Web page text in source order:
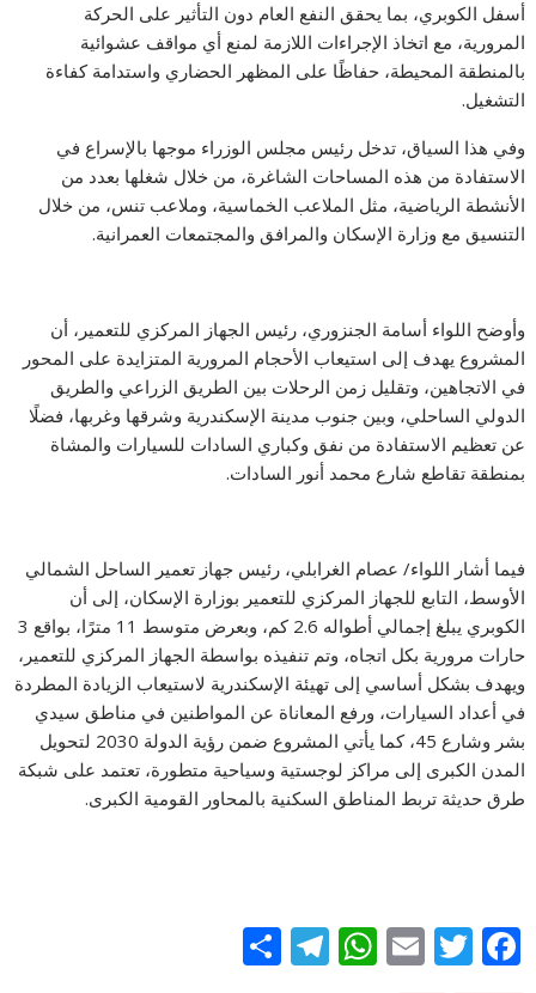
أسفل الكوبري، بما يحقق النفع العام دون التأثير على الحركة
المرورية، مع اتخاذ الإجراءات اللازمة لمنع أي مواقف عشوائية
بالمنطقة المحيطة، حفاظًا على المظهر الحضاري واستدامة كفاءة
التشغيل.
وفي هذا السياق، تدخل رئيس مجلس الوزراء موجها بالإسراع في
الاستفادة من هذه المساحات الشاغرة، من خلال شغلها بعدد من
الأنشطة الرياضية، مثل الملاعب الخماسية، وملاعب تنس، من خلال
التنسيق مع وزارة الإسكان والمرافق والمجتمعات العمرانية.
وأوضح اللواء أسامة الجنزوري، رئيس الجهاز المركزي للتعمير، أن
المشروع يهدف إلى استيعاب الأحجام المرورية المتزايدة على المحور
في الاتجاهين، وتقليل زمن الرحلات بين الطريق الزراعي والطريق
الدولي الساحلي، وبين جنوب مدينة الإسكندرية وشرقها وغربها، فضلًا
عن تعظيم الاستفادة من نفق وكباري السادات للسيارات والمشاة
بمنطقة تقاطع شارع محمد أنور السادات.
فيما أشار اللواء/ عصام الغرابلي، رئيس جهاز تعمير الساحل الشمالي
الأوسط، التابع للجهاز المركزي للتعمير بوزارة الإسكان، إلى أن
الكوبري يبلغ إجمالي أطواله 2.6 كم، وبعرض متوسط 11 مترًا، بواقع 3
حارات مرورية بكل اتجاه، وتم تنفيذه بواسطة الجهاز المركزي للتعمير،
ويهدف بشكل أساسي إلى تهيئة الإسكندرية لاستيعاب الزيادة المطردة
في أعداد السيارات، ورفع المعاناة عن المواطنين في مناطق سيدي
بشر وشارع 45، كما يأتي المشروع ضمن رؤية الدولة 2030 لتحويل
المدن الكبرى إلى مراكز لوجستية وسياحية متطورة، تعتمد على شبكة
طرق حديثة تربط المناطق السكنية بالمحاور القومية الكبرى.
F
T
E
W
T